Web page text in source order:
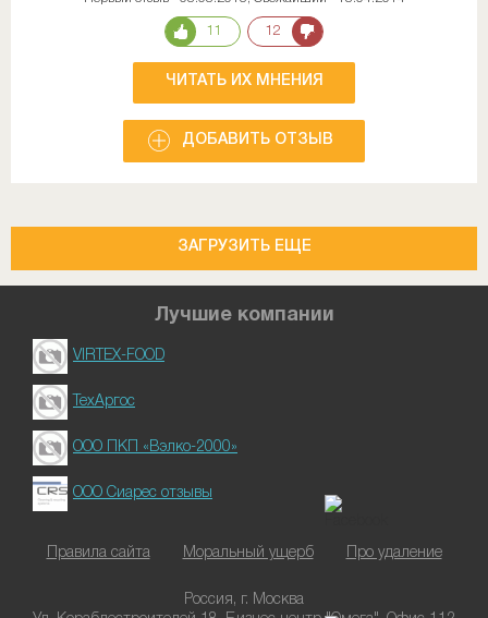
11 12
ЧИТАТЬ ИХ МНЕНИЯ
ДОБАВИТЬ ОТЗЫВ
ЗАГРУЗИТЬ ЕЩЕ
Лучшие компании
VIRTEX-FOOD
ТехАргос
ООО ПКП «Вэлко-2000»
ООО Сиарес отзывы
Правила сайта Моральный ущерб Про удаление
Россия, г. Москва